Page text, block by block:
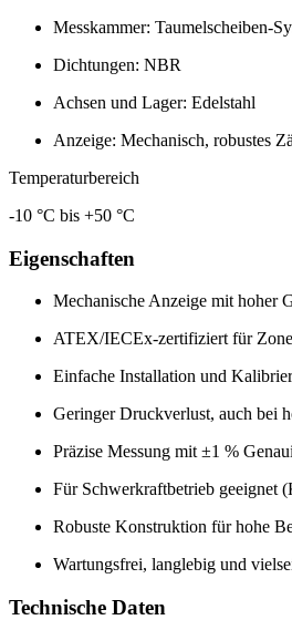
Messkammer: Taumelscheiben-
Dichtungen: NBR
Achsen und Lager: Edelstahl
Anzeige: Mechanisch, robustes
Temperaturbereich
-10 °C bis +50 °C
Eigenschaften
Mechanische Anzeige mit hoher
ATEX/IECEx-zertifiziert für
Einfache Installation und
Geringer Druckverlust, auch bei
Präzise Messung mit ±1 %
Für Schwerkraftbetrieb geeignet
Robuste Konstruktion für hohe
Wartungsfrei, langlebig und
Technische Daten